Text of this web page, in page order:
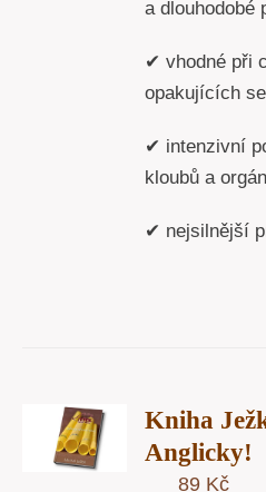
a dlouhodobé
✔ vhodné při
opakujících
✔ intenzivní
kloubů a
✔ nejsilnější
Kniha
Anglicky!
89 Kč